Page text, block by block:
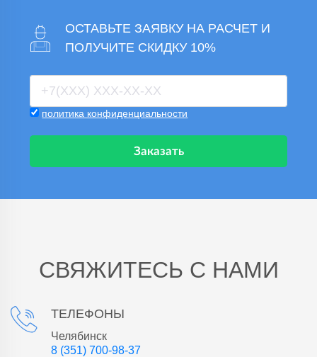
ОСТАВЬТЕ ЗАЯВКУ НА РАСЧЕТ И
ПОЛУЧИТЕ СКИДКУ 10%
политика конфиденциальности
Заказать
СВЯЖИТЕСЬ С НАМИ
ТЕЛЕФОНЫ
Челябинск
8 (351) 700-98-37